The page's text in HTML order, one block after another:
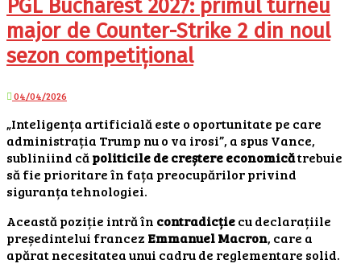
PGL Bucharest 2027: primul turneu
major de Counter-Strike 2 din noul
sezon competițional
04/04/2026
„Inteligența artificială este o oportunitate pe care
administrația Trump nu o va irosi”, a spus Vance,
subliniind căpoliticile de creștere economicătrebuie
să fie prioritare în fața preocupărilor privind
siguranța tehnologiei.
Această poziție intră în contradicțiecu declarațiile
președintelui francez Emmanuel Macron, care a
apărat necesitatea unui cadru de reglementare solid.